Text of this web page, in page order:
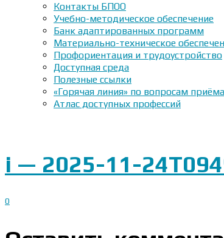
Контакты БПОО
Учебно-методическое обеспечение
Банк адаптированных программ
Материально-техническое
Профориентация и трудоустройство
Доступная среда
Полезные ссылки
«Горячая линия» по вопросам
Атлас доступных профессий
i — 2025-11-
0